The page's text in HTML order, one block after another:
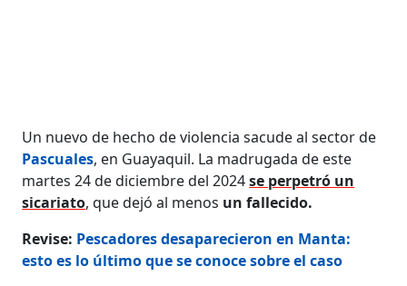
Un nuevo de hecho de violencia sacude al sector de
Pascuales, en Guayaquil. La madrugada de este
martes 24 de diciembre del 2024se perpetró un
sicariato, que dejó al menos un fallecido.
Revise: Pescadores desaparecieron en Manta:
esto es lo último que se conoce sobre el caso